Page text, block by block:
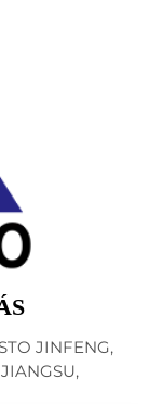
JINFENG,